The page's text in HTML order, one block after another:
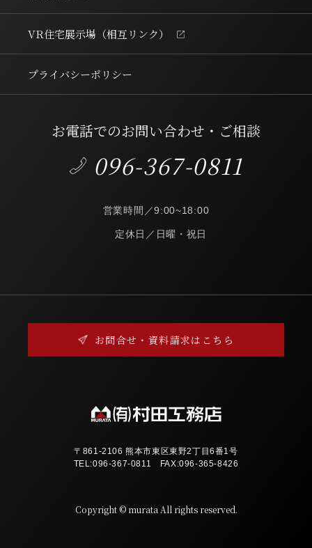
VR住宅展示場 （相互リンク）
プライバシーポリシー
お電話でのお問い合わせ・ご相談
096-367-0811
営業時間／9:00~18:00
定休日／日曜・祝日
お問合せ・資料請求はこちら
〒861-2106 熊本市東区東野2丁目6番1号
TEL:096-367-0811 FAX:096-365-8426
Copyright © murata All rights reserved.